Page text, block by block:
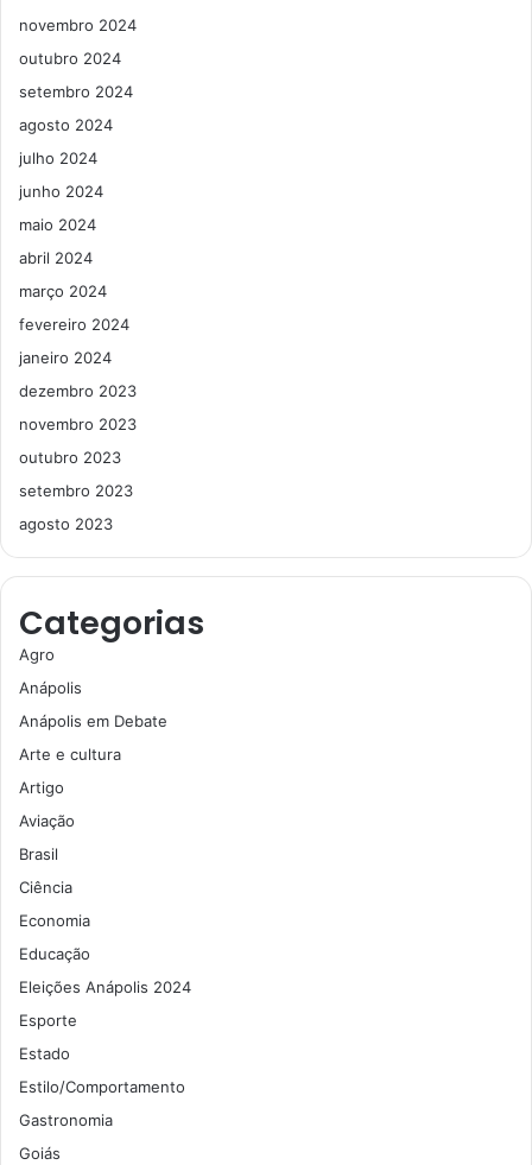
novembro 2024
outubro 2024
setembro 2024
agosto 2024
julho 2024
junho 2024
maio 2024
abril 2024
março 2024
fevereiro 2024
janeiro 2024
dezembro 2023
novembro 2023
outubro 2023
setembro 2023
agosto 2023
Categorias
Agro
Anápolis
Anápolis em Debate
Arte e cultura
Artigo
Aviação
Brasil
Ciência
Economia
Educação
Eleições Anápolis 2024
Esporte
Estado
Estilo/Comportamento
Gastronomia
Goiás